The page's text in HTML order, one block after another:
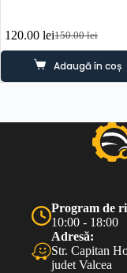
150.00lei
Prețul
a
fost:
120.00 leiPrețul
este:
120.00 lei.
Adaugă în coș
Program de
10:00 - 18:00
Adresă:
Str. Capitan
judet Valcea